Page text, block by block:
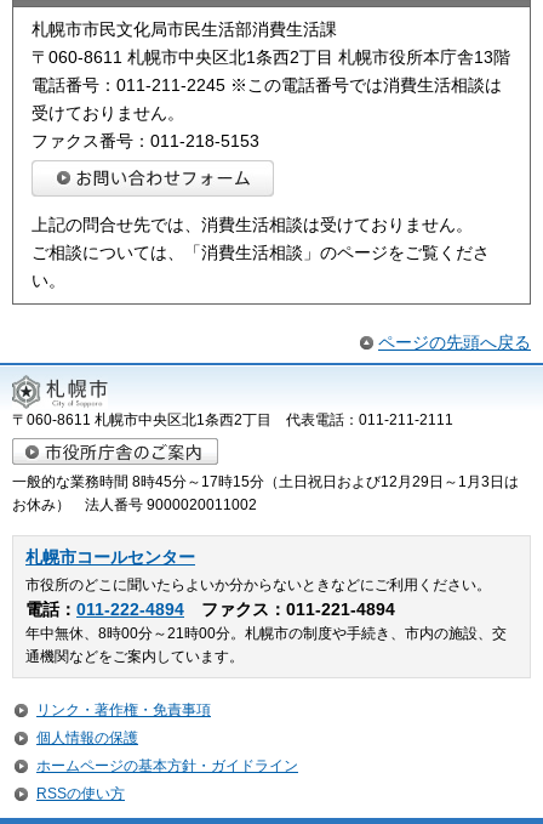
札幌市市民文化局市民生活部消費生活課
〒060-8611 札幌市中央区北1条西2丁目 札幌市役所本庁舎13階
電話番号：011-211-2245 ※この電話番号では消費生活相談は
受けておりません。
ファクス番号：011-218-5153
上記の問合せ先では、消費生活相談は受けておりません。
ご相談については、「消費生活相談」のページをご覧くださ
い。
ページの先頭へ戻る
〒060-8611 札幌市中央区北1条西2丁目 代表電話：011-211-2111
一般的な業務時間 8時45分～17時15分（土日祝日および12月29日～1月3日は
お休み） 法人番号 9000020011002
札幌市コールセンター
市役所のどこに聞いたらよいか分からないときなどにご利用ください。
電話： 011-222-4894 ファクス：011-221-4894
年中無休、8時00分～21時00分。札幌市の制度や手続き、市内の施設、交
通機関などをご案内しています。
リンク・著作権・免責事項
個人情報の保護
ホームページの基本方針・ガイドライン
RSSの使い方